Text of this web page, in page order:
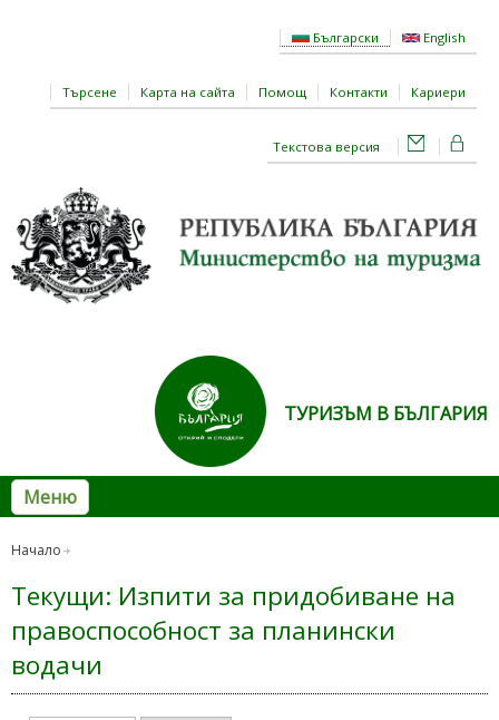
Български English
Търсене Карта на сайта Помощ Контакти Кариери
Текстова версия
ТУРИЗЪМ В БЪЛГАРИЯ
Меню
Начало
Текущи: Изпити за придобиване на
правоспособност за планински
водачи